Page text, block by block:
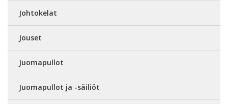
Johtokelat
Jouset
Juomapullot
Juomapullot ja -säiliöt